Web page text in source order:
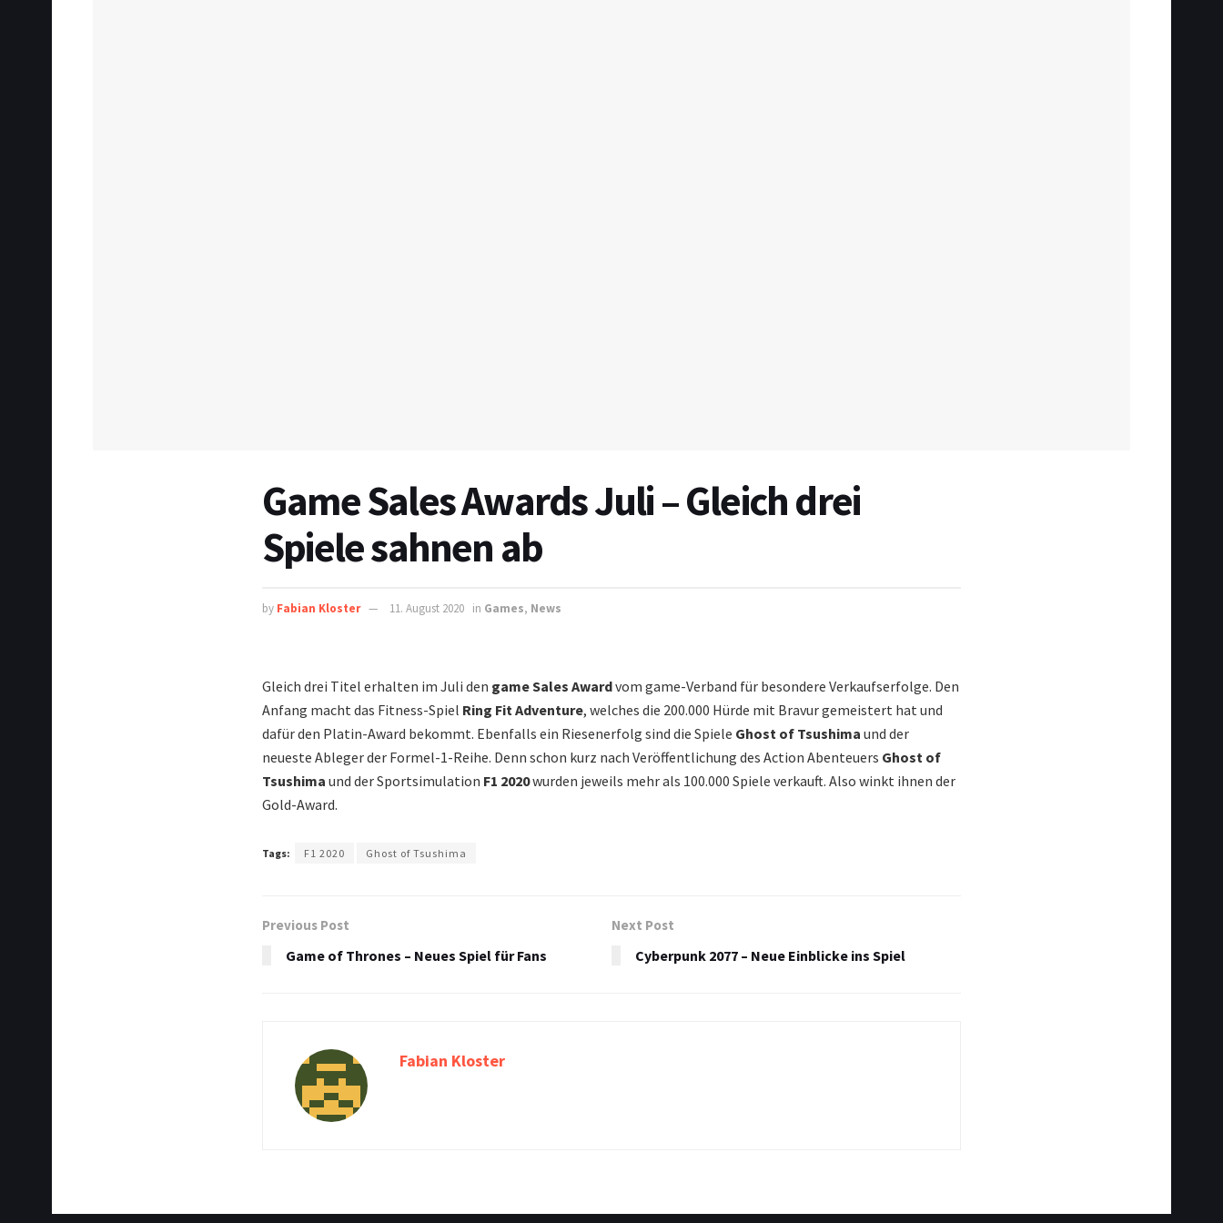
Game Sales Awards Juli – Gleich drei
Spiele sahnen ab
by Fabian Kloster 11. August 2020 in Games, News
Gleich drei Titel erhalten im Juli den game Sales Awardvom game-Verband für besondere Verkaufserfolge. Den
Anfang macht das Fitness-Spiel Ring Fit Adventure, welches die 200.000 Hürde mit Bravur gemeistert hat und
dafür den Platin-Award bekommt. Ebenfalls ein Riesenerfolg sind die Spiele Ghost of Tsushima und der
neueste Ableger der Formel-1-Reihe. Denn schon kurz nach Veröffentlichung des Action Abenteuers Ghost of
Tsushima und der Sportsimulation F1 2020wurden jeweils mehr als 100.000 Spiele verkauft. Also winkt ihnen der
Gold-Award.
Tags: F1 2020 Ghost of Tsushima
Previous Post
Game of Thrones – Neues Spiel für Fans
Next Post
Cyberpunk 2077 – Neue Einblicke ins Spiel
Fabian Kloster